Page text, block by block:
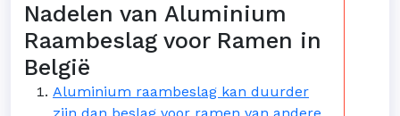
Nadelen van Aluminium
Raambeslag voor Ramen in
België
Aluminium raambeslag kan duurder